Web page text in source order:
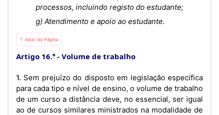
processos, incluindo registo do estudante;
g) Atendimento e apoio ao estudante.
⇡ Início da Página
Artigo 16.° Volume de trabalho
1. Sem prejuízo do disposto em legislação específica
para cada tipo e nível de ensino, o volume de trabalho
de um curso a distância deve, no essencial, ser igual
ao de cursos similares ministrados na modalidade de